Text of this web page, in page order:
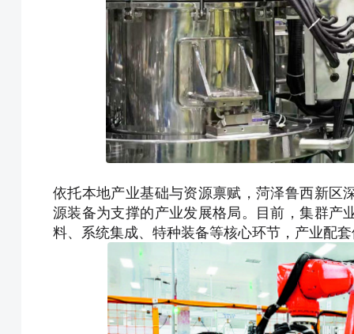
依托本地产业基础与资源禀赋，菏泽鲁西新区
源装备为支撑的产业发展格局。目前，集群产
料、系统集成、特种装备等核心环节，产业配